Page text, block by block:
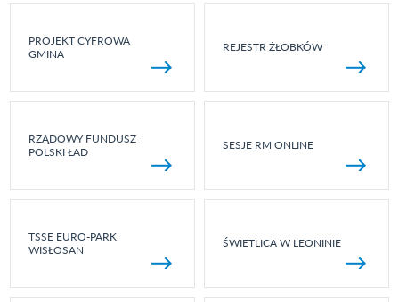
PROJEKT CYFROWA
GMINA
REJESTR ŻŁOBKÓW
RZĄDOWY FUNDUSZ
POLSKI ŁAD
SESJE RM ONLINE
TSSE EURO-PARK
WISŁOSAN
ŚWIETLICA W LEONINIE